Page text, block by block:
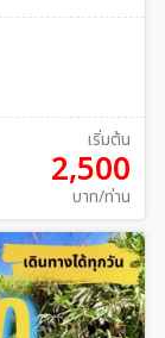
เริ่มต้น
2,500
บาท/ท่าน